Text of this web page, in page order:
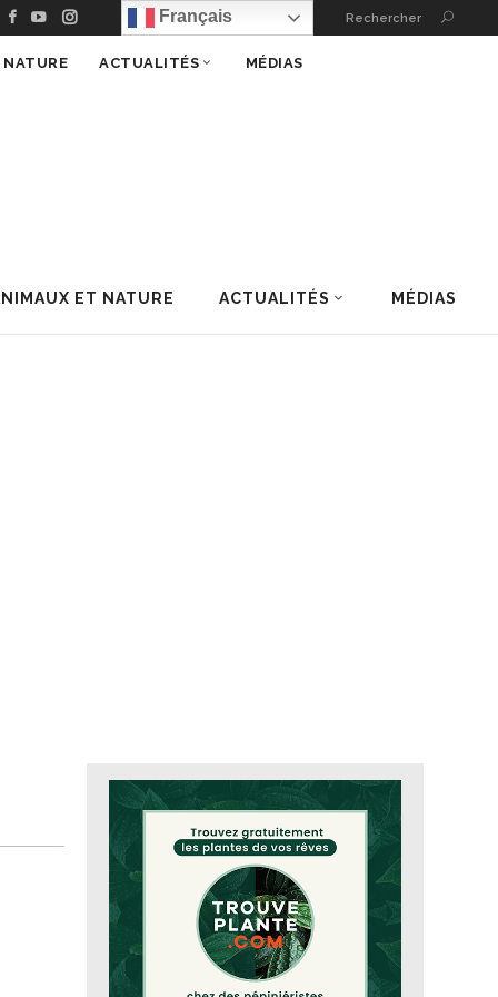
Français Rechercher
ET NATURE ACTUALITÉS MÉDIAS
ACTUALITÉS MÉDIAS